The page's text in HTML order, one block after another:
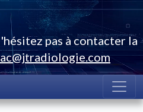
pas à contacter la